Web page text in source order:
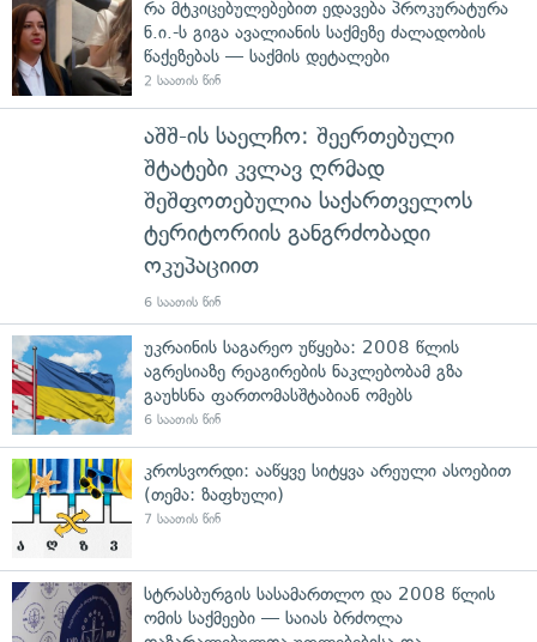
რა მტკიცებულებებით ედავება პროკურატურა
ნ.ი.-ს გიგა ავალიანის საქმეზე ძალადობის
წაქეზებას — საქმის დეტალები
2 საათის წინ
აშშ-ის საელჩო: შეერთებული
შტატები კვლავ ღრმად
შეშფოთებულია საქართველოს
ტერიტორიის განგრძობადი
ოკუპაციით
6 საათის წინ
უკრაინის საგარეო უწყება: 2008 წლის
აგრესიაზე რეაგირების ნაკლებობამ გზა
გაუხსნა ფართომასშტაბიან ომებს
6 საათის წინ
კროსვორდი: ააწყვე სიტყვა არეული ასოებით
(თემა: ზაფხული)
7 საათის წინ
სტრასბურგის სასამართლო და 2008 წლის
ომის საქმეები — საიას ბრძოლა